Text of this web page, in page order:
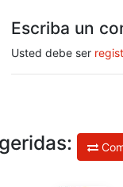
Escriba un
Usted debe ser